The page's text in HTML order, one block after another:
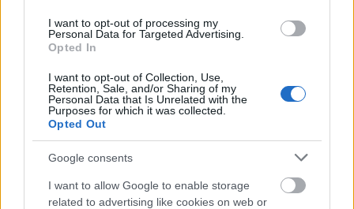
I want to opt-out of processing my
Personal Data for Targeted Advertising.
Opted In
I want to opt-out of Collection, Use,
Retention, Sale, and/or Sharing of my
Personal Data that Is Unrelated with the
Purposes for which it was collected.
Opted Out
Google consents
I want to allow Google to enable storage
related to advertising like cookies on web or
Lecsaptak az ukránok Belgorodra
HÍREK egy órája
Itt a bejelentés: 51 milliárdos fejlesztés
indul, megállítanák az ijesztő mértékű
HÍREK egy órája